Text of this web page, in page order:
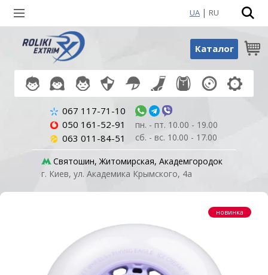
UA | RU
Каталог
067 117-71-10
050 161-52-91
063 011-84-51
пн. - пт. 10.00 - 19.00
сб. - вс. 10.00 - 17.00
Святошин, Житомирская, Академгородок
г. Киев, ул. Академика Крымского, 4а
новинка